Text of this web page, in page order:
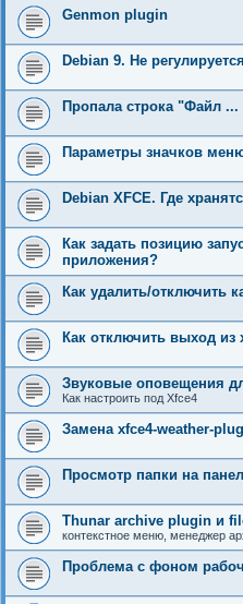
Genmon plugin
Debian 9. Не
Пропала строка "Файл ...
Параметры значков
Debian XFCE. Где
Как задать позицию
приложения?
Как удалить/отключить
Как отключить выход из
Звуковые оповещения
Как настроить под Xfce4
Замена xfce4-weather-
Просмотр папки на
Thunar archive plugin и
контекстное меню, менеджер
Проблема с фоном